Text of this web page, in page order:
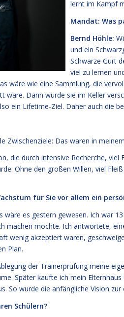
lernt im Kampf
Mandat: Was
Bernd Höhle:
und ein
Schwarze Gurt
viel zu lernen
wäre wie eine Sammlung, die
wäre. Dann würde sie im Keller
ein Lifetime-Ziel. Daher auch die
Zwischenziele: Das waren in
die durch intensive Recherche,
Ohne den großen Willen, viel
für Sie vor allem ein
wäre es gestern gewesen. Ich war
machen möchte. Ich antwortete,
wenig akzeptiert waren,
Plan.
der Trainerprüfung meine
Später kaufte ich mein
So wurde die anfängliche Vision
Schülern?